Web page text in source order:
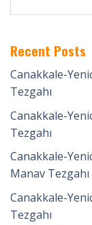
Recent Posts
Canakkale-
Tezgahı
Canakkale-
Tezgahı
Canakkale-
Manav Tezgahı
Canakkale-
Tezgahı